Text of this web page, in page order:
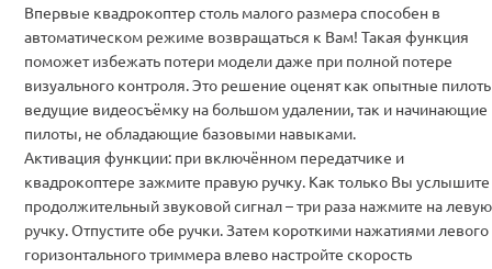
Впервые квадрокоптер столь малого размера способен в
автоматическом режиме возвращаться к Вам! Такая функция
поможет избежать потери модели даже при полной потере
визуального контроля. Это решение оценят как опытные
ведущие видеосъёмку на большом удалении, так и начинающие
пилоты, не обладающие базовыми навыками.
Активация функции: при включённом передатчике и
квадрокоптере зажмите правую ручку. Как только Вы услышите
продолжительный звуковой сигнал – три раза нажмите на левую
ручку. Отпустите обе ручки. Затем короткими нажатиями левого
горизонтального триммера влево настройте скорость